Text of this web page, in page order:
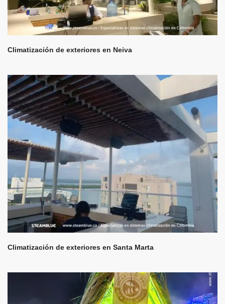
Climatización de exteriores en Neiva
Climatización de exteriores en Santa Marta